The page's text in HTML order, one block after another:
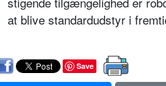
at blive standardudstyr i
Save